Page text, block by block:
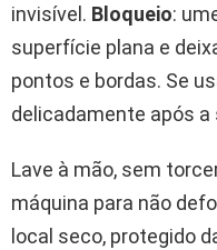
invisível. Bloqueio:
superfície plana e
pontos e bordas. Se
delicadamente após a
Lave à mão, sem
máquina para não
local seco, protegido